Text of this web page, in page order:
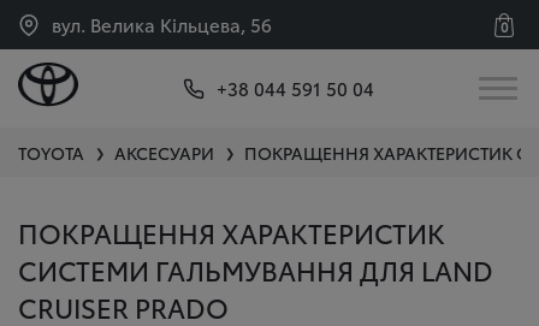
вул. Велика Кільцева, 56 0
+38 044 591 50 04
TOYOTA ❯ АКСЕСУАРИ ❯ ПОКРАЩЕННЯ ХАРАКТЕРИСТИК
ПОКРАЩЕННЯ ХАРАКТЕРИСТИК
СИСТЕМИ ГАЛЬМУВАННЯ ДЛЯ LAND
CRUISER PRADO